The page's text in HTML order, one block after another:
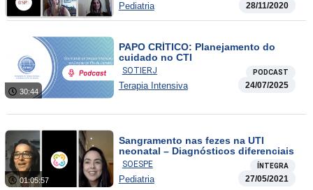
Pediatria 28/11/2020
30:44
PAPO CRÍTICO: Planejamento do
cuidado no CTI
SOTIERJ PODCAST
Terapia Intensiva 24/07/2025
01:05:57
Sangramento nas fezes na UTI
neonatal – Diagnósticos diferenciais
SOESPE ÍNTEGRA
Pediatria 27/05/2021